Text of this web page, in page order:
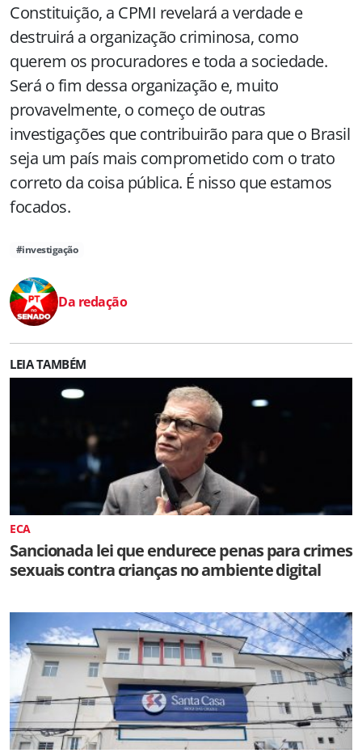
Constituição, a CPMI revelará a verdade e
destruirá a organização criminosa, como
querem os procuradores e toda a sociedade.
Será o fim dessa organização e, muito
provavelmente, o começo de outras
investigações que contribuirão para que o Brasil
seja um país mais comprometido com o trato
correto da coisa pública. É nisso que estamos
focados.
#investigação
Da redação
LEIA TAMBÉM
ECA
Sancionada lei que endurece penas para crimes
sexuais contra crianças no ambiente digital